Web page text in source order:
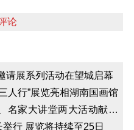
论
请展系列活动在望城启幕
人行”展览亮相湖南国画馆
名家大讲堂两大活动献礼
“湖南·内蒙古书法交流展”在长举行 展览将持续至25日